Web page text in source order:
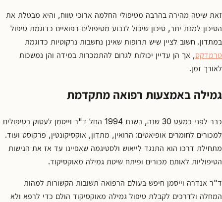
זאת שיטה מהירה בהרבה מטיפולי החלמה ארוכי טווח, והיא מבטלת את
הסיכון למנת יתר, סיכון שיכול לנבוע מטיפולים רפואיים כדוגמת טיפול
במתדון. חשוב לציין שיש תרופות שאינן נחשבות נרקוטיות כדוגמת
טרמדקס, אך הן עדיין יכולות לגרום להתמכרות במידה והן נמשכות
לאורך זמן.
גמילה באמצעות רפואה מתקדמת
כבר לפני כמעט 30 שנה, בשנת 1994 החל ד"ר וייסמן לעסוק בטיפולים
למכורים לחומרים אופיאטים: הרואין, מתדון, אוקסיקונטין, פרקוסט ועוד.
מתחילת דרכו הוא התנגד לייאוש ולסטיגמה שאפיינו עד אז את הגישות
הטיפוליות לאותם מכורים ופיתח שיטת גמילה מאוקסיקוד.
ד"ר אנדרה וייסמן חיפש בעולם הרפואה תשובות הקשורות למהות
המחלה ולדרכים לקבלת טיפול גמילה מאוקסיקוד הולם כדי לרפא ולא